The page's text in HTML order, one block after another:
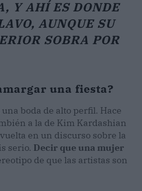
Y AHÍ ES DONDE
AUNQUE SU
SOBRA POR
una fiesta?
boda de alto perfil. Hace
a la de Kim Kardashian
en un discurso sobre la
serio. Decir que una mujer
de que las artistas son